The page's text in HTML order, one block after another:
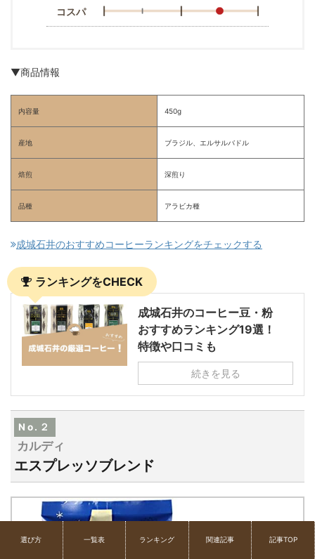
コスパ
▼商品情報
内容量 450g
産地 ブラジル、エルサルバドル
焙煎 深煎り
品種 アラビカ種
成城石井のおすすめコーヒーランキングをチェックする
ランキングをCHECK
成城石井のコーヒー豆・粉
おすすめランキング19選！
特徴や口コミも
続きを見る
No.２
カルディ
エスプレッソブレンド
選び方 一覧表 ランキング 関連記事 記事TOP